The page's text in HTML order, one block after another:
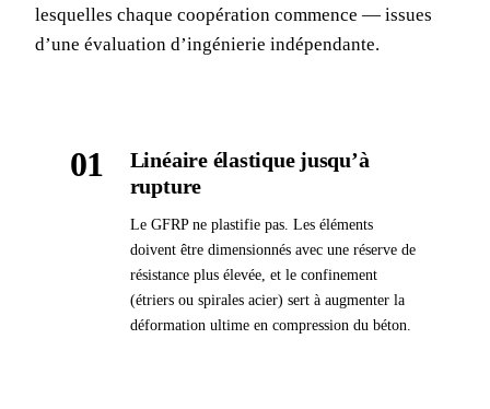
lesquelles chaque coopération commence — issues
d’une évaluation d’ingénierie indépendante.
01
Linéaire élastique jusqu’à
rupture
Le GFRP ne plastifie pas. Les éléments
doivent être dimensionnés avec une réserve de
résistance plus élevée, et le confinement
(étriers ou spirales acier) sert à augmenter la
déformation ultime en compression du béton.